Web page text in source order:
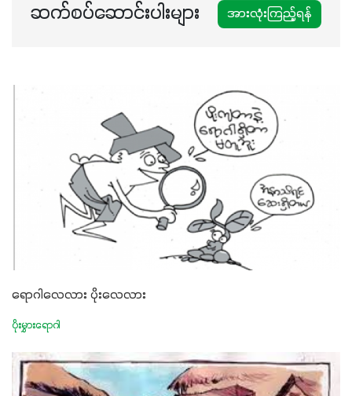
ဆက်စပ်ဆောင်းပါးများ အားလုံးကြည့်ရန်
ရောဂါလေလား ပိုးလေလား
ပိုးမွှားရောဂါ